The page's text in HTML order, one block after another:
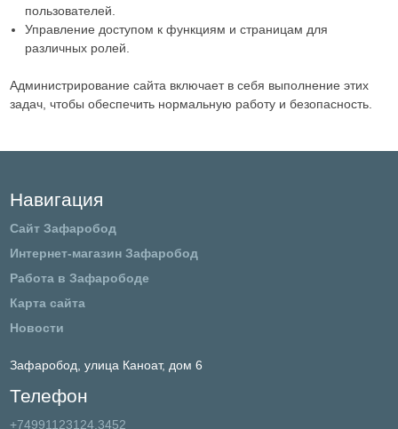
пользователей.
Управление доступом к функциям и страницам для
различных ролей.
Администрирование сайта включает в себя выполнение этих
задач, чтобы обеспечить нормальную работу и безопасность.
Навигация
Сайт Зафаробод
Интернет-магазин Зафаробод
Работа в Зафарободе
Карта сайта
Новости
Зафаробод, улица Каноат, дом 6
Телефон
+74991123124,3452